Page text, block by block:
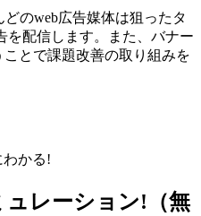
どのweb広告媒体は狙ったタ
を配信します。また、バナー
とで課題改善の取り組みを
わかる!
ュレーション!（無